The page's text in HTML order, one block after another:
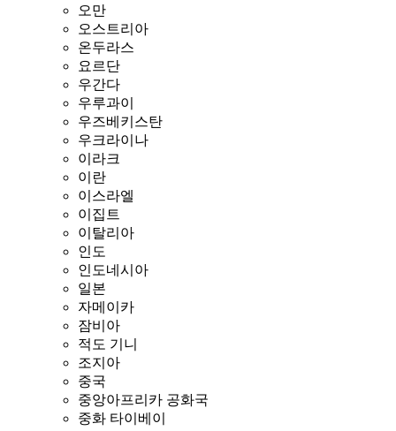
오만
오스트리아
온두라스
요르단
우간다
우루과이
우즈베키스탄
우크라이나
이라크
이란
이스라엘
이집트
이탈리아
인도
인도네시아
일본
자메이카
잠비아
적도 기니
조지아
중국
중앙아프리카 공화국
중화 타이베이